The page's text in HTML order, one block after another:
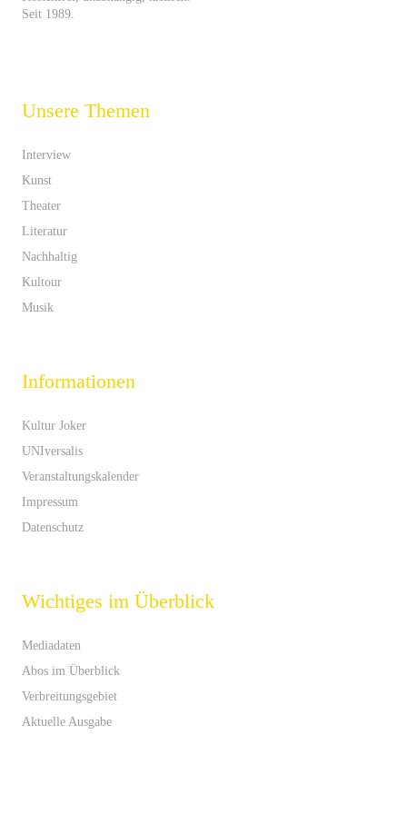
Seit 1989.
Unsere Themen
Interview
Kunst
Theater
Literatur
Nachhaltig
Kultour
Musik
Informationen
Kultur Joker
UNIversalis
Veranstaltungskalender
Impressum
Datenschutz
Wichtiges im Überblick
Mediadaten
Abos im Überblick
Verbreitungsgebiet
Aktuelle Ausgabe